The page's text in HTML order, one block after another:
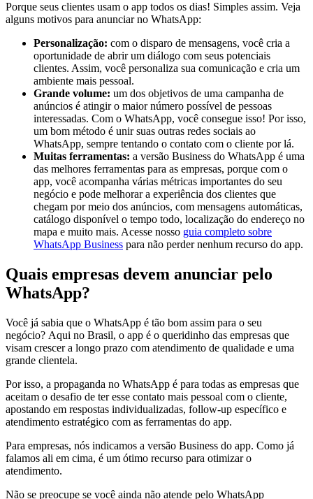
Porque seus clientes usam o app todos os dias! Simples assim. Veja
alguns motivos para anunciar no WhatsApp:
Personalização: com o disparo de mensagens, você cria a
oportunidade de abrir um diálogo com seus potenciais
clientes. Assim, você personaliza sua comunicação e cria um
ambiente mais pessoal.
Grande volume: um dos objetivos de uma campanha de
anúncios é atingir o maior número possível de pessoas
interessadas. Com o WhatsApp, você consegue isso! Por isso,
um bom método é unir suas outras redes sociais ao
WhatsApp, sempre tentando o contato com o cliente por lá.
Muitas ferramentas: a versão Business do WhatsApp é uma
das melhores ferramentas para as empresas, porque com o
app, você acompanha várias métricas importantes do seu
negócio e pode melhorar a experiência dos clientes que
chegam por meio dos anúncios, com mensagens automáticas,
catálogo disponível o tempo todo, localização do endereço no
mapa e muito mais. Acesse nosso guia completo sobre
WhatsApp Business para não perder nenhum recurso do app.
Quais empresas devem anunciar pelo
WhatsApp?
Você já sabia que o WhatsApp é tão bom assim para o seu
negócio? Aqui no Brasil, o app é o queridinho das empresas que
visam crescer a longo prazo com atendimento de qualidade e uma
grande clientela.
Por isso, a propaganda no WhatsApp é para todas as empresas que
aceitam o desafio de ter esse contato mais pessoal com o cliente,
apostando em respostas individualizadas, follow-up específico e
atendimento estratégico com as ferramentas do app.
Para empresas, nós indicamos a versão Business do app. Como já
falamos ali em cima, é um ótimo recurso para otimizar o
atendimento.
Não se preocupe se você ainda não atende pelo WhatsApp